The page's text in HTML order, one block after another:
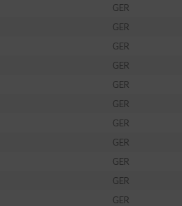
GER
GER
GER
GER
GER
GER
GER
GER
GER
GER
GER